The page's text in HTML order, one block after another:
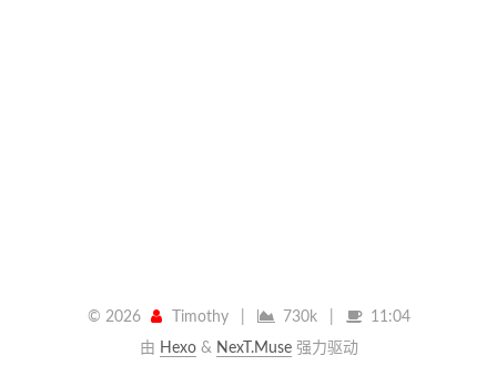
© 2026 Timothy 730k
11:04
由 Hexo& NexT.Muse强力驱动